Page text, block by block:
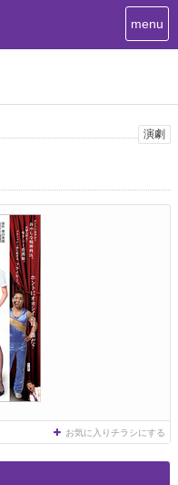
T
o
i
g
menu
演劇
お気に入りチラシにする